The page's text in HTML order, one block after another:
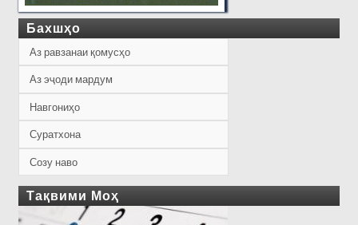
Бахшҳо
Аз равзанаи қомусҳо
Аз эҷоди мардум
Навгониҳо
Суратхона
Созу наво
Тақвими Моҳ